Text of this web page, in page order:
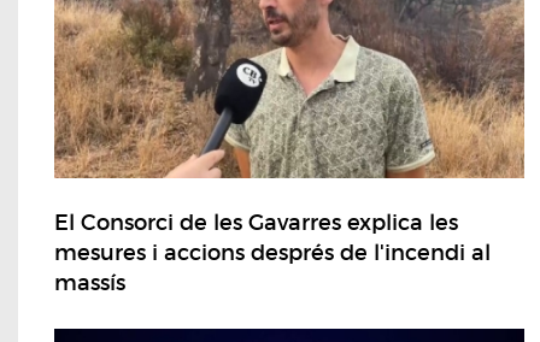
El Consorci de les Gavarres explica les
mesures i accions després de l'incendi al
massís